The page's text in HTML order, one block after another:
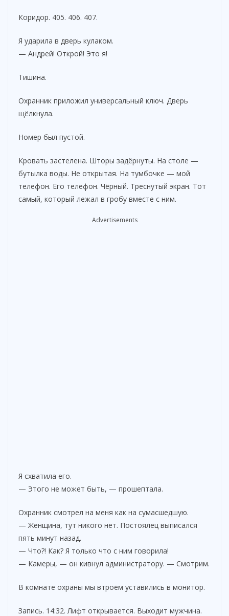
Коридор. 405. 406. 407.
Я ударила в дверь кулаком.
— Андрей! Открой! Это я!
Тишина.
Охранник приложил универсальный ключ. Дверь
щёлкнула.
Номер был пустой.
Кровать застелена. Шторы задёрнуты. На столе —
бутылка воды. Не открытая. На тумбочке — мой
телефон. Его телефон. Чёрный. Треснутый экран. Тот
самый, который лежал в гробу вместе с ним.
Advertisements
Я схватила его.
— Этого не может быть, — прошептала.
Охранник смотрел на меня как на сумасшедшую.
— Женщина, тут никого нет. Постоялец выписался
пять минут назад.
— Что?! Как? Я только что с ним говорила!
— Камеры, — он кивнул администратору. — Смотрим.
В комнате охраны мы втроём уставились в монитор.
Запись. 14:32. Лифт открывается. Выходит мужчина.